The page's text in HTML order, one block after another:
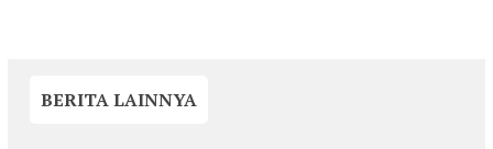
BERITA LAINNYA